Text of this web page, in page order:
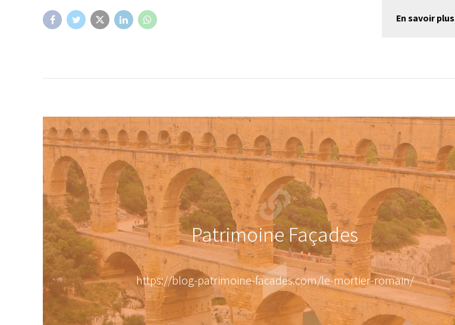
En savoir plus
Patrimoine Façades
https://blog-patrimoine-facades.com/le-mortier-romain/